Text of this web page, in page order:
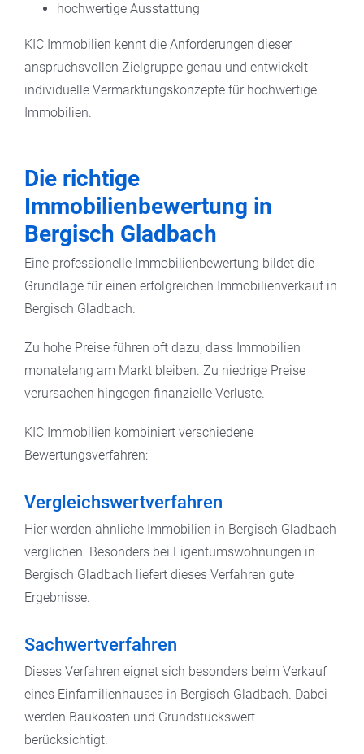
hochwertige Ausstattung
KIC Immobilien kennt die Anforderungen dieser
anspruchsvollen Zielgruppe genau und entwickelt
individuelle Vermarktungskonzepte für hochwertige
Immobilien.
Die richtige
Immobilienbewertung in
Bergisch Gladbach
Eine professionelle Immobilienbewertung bildet die
Grundlage für einen erfolgreichen Immobilienverkauf in
Bergisch Gladbach.
Zu hohe Preise führen oft dazu, dass Immobilien
monatelang am Markt bleiben. Zu niedrige Preise
verursachen hingegen finanzielle Verluste.
KIC Immobilien kombiniert verschiedene
Bewertungsverfahren:
Vergleichswertverfahren
Hier werden ähnliche Immobilien in Bergisch Gladbach
verglichen. Besonders bei Eigentumswohnungen in
Bergisch Gladbach liefert dieses Verfahren gute
Ergebnisse.
Sachwertverfahren
Dieses Verfahren eignet sich besonders beim Verkauf
eines Einfamilienhauses in Bergisch Gladbach. Dabei
werden Baukosten und Grundstückswert
berücksichtigt.